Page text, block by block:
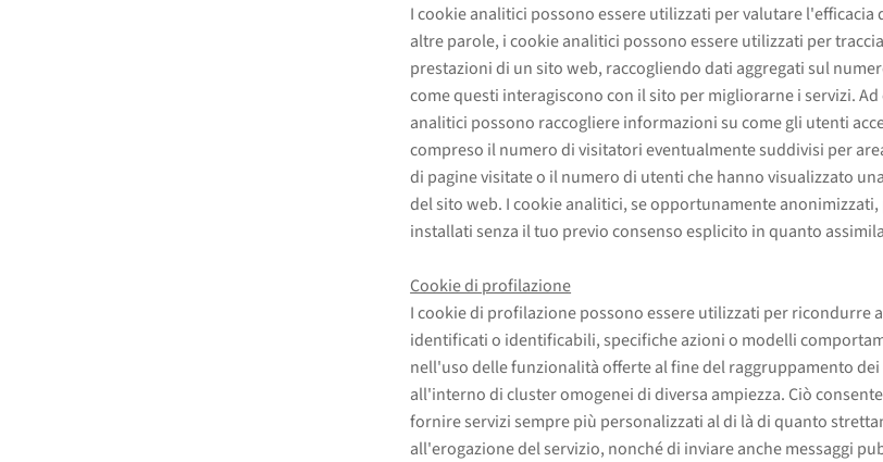
I cookie analitici possono essere utilizzati per valutare
altre parole, i cookie analitici possono essere utilizzati per
prestazioni di un sito web, raccogliendo dati aggregati sul
come questi interagiscono con il sito per migliorarne i servizi.
analitici possono raccogliere informazioni su come gli utenti
compreso il numero di visitatori eventualmente suddivisi per
di pagine visitate o il numero di utenti che hanno visualizzato
del sito web. I cookie analitici, se opportunamente anonimizzati,
installati senza il tuo previo consenso esplicito in quanto
Cookie di profilazione
I cookie di profilazione possono essere utilizzati per ricondurre
identificati o identificabili, specifiche azioni o modelli
nell'uso delle funzionalità offerte al fine del raggruppamento
all'interno di cluster omogenei di diversa ampiezza. Ciò
fornire servizi sempre più personalizzati al di là di quanto
all'erogazione del servizio, nonché di inviare anche messaggi